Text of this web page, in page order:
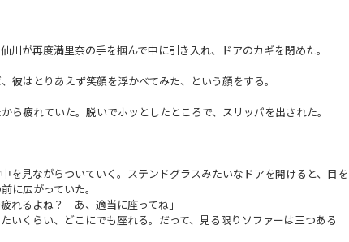
川が再度満里奈の手を掴んで中に引き入れ、ドアのカギを閉めた。
彼はとりあえず笑顔を浮かべてみた、という顔をする。
ら疲れていた。脱いでホッとしたところで、スリッパを出された。
を見ながらついていく。ステンドグラスみたいなドアを開けると、目を
に広がっていた。
れるよね？ あ、適当に座ってね」
くらい、どこにでも座れる。だって、見る限りソファーは三つある